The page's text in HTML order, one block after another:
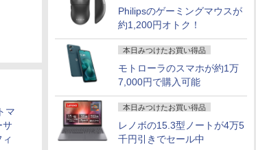
Philipsのゲーミングマウスが
約1,200円オトク！
本日みつけたお買い得品
モトローラのスマホが約1万
7,000円で購入可能
本日みつけたお買い得品
レノボの15.3型ノートが4万5
千円引きでセール中
マ
サ